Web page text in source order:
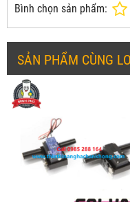
Bình chọn sản phẩm:
SẢN PHẨM CÙNG